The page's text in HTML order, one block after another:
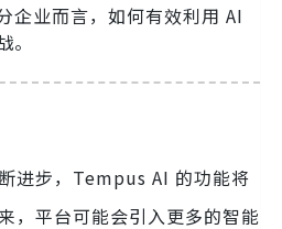
企业而言，如何有效利用 AI
进步，Tempus AI 的功能将
，平台可能会引入更多的智能